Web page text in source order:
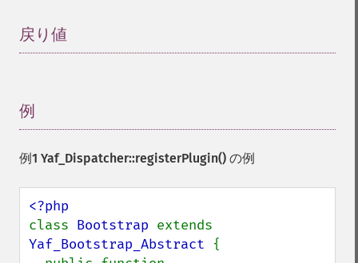
戻り値
例
例1 Yaf_Dispatcher::registerPlugin() の例
class Bootstrap
Yaf_Bootstrap_Abstract {